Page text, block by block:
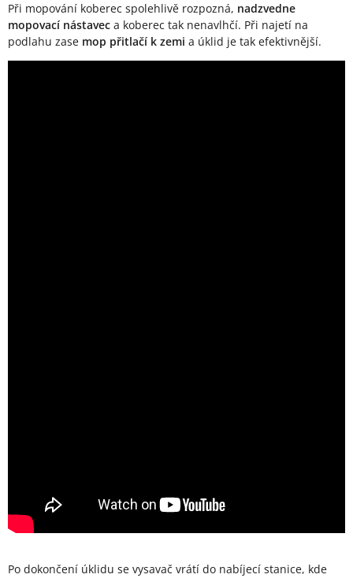
Při mopování koberec spolehlivě rozpozná, nadzvedne
mopovací nástavec a koberec tak nenavlhčí. Při najetí na
podlahu zase mop přitlačí k zemi a úklid je tak efektivnější.
Po dokončení úklidu se vysavač vrátí do nabíjecí stanice, kde